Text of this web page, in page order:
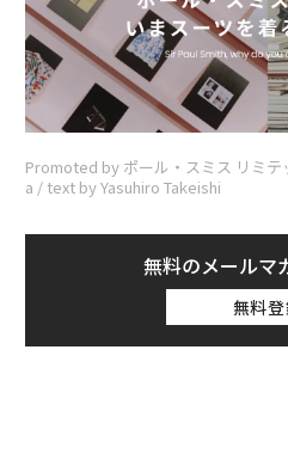
Promoted by ポール・スミス リミ
a / text by Yasuhiro Takeishi
無料のメールマ
無料